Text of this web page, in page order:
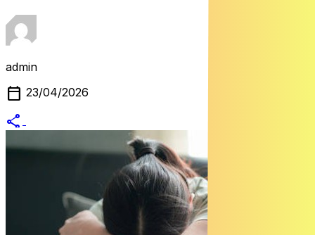
admin
calendar_today 23/04/2026
share